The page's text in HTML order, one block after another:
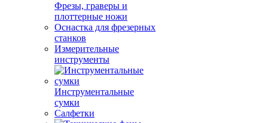
Фрезы, граверы и
плоттерные ножи
Оснастка для фрезерных
станков
Измерительные
инструменты
Инструментальные
сумки
Салфетки